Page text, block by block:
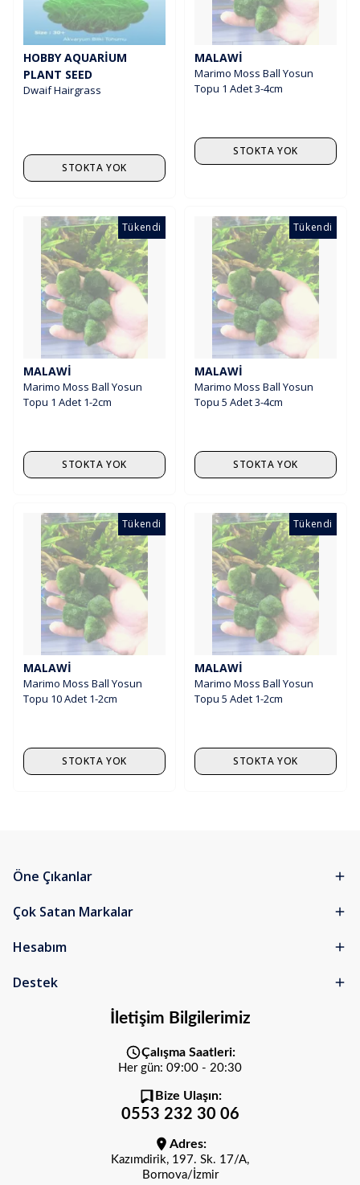
HOBBY AQUARIUM
PLANT SEED
Dwaif Hairgrass
STOKTA YOK
MALAWI
Marimo Moss Ball Yosun
Topu 1 Adet 3-4cm
STOKTA YOK
Tükendi
MALAWI
Marimo Moss Ball Yosun
Topu 1 Adet 1-2cm
STOKTA YOK
Tükendi
MALAWI
Marimo Moss Ball Yosun
Topu 5 Adet 3-4cm
STOKTA YOK
Tükendi
MALAWI
Marimo Moss Ball Yosun
Topu 10 Adet 1-2cm
STOKTA YOK
Tükendi
MALAWI
Marimo Moss Ball Yosun
Topu 5 Adet 1-2cm
STOKTA YOK
Öne Çıkanlar
Çok Satan Markalar
Hesabım
Destek
İletişim Bilgilerimiz
Çalışma Saatleri:
Her gün: 09:00 - 20:30
Bize Ulaşın:
0553 232 30 06
Adres:
Kazımdirik, 197. Sk. 17/A,
Bornova/İzmir